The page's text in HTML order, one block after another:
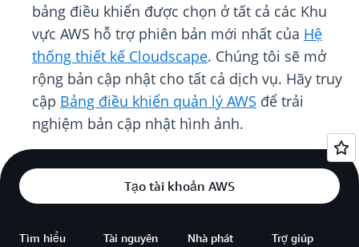
bảng điều khiển được chọn ở tất cả các Khu
vực AWS hỗ trợ phiên bản mới nhất của Hệ
thống thiết kế Cloudscape. Chúng tôi sẽ mở
rộng bản cập nhật cho tất cả dịch vụ. Hãy truy
cập Bảng điều khiển quản lý AWS để trải
nghiệm bản cập nhật hình ảnh.
Tạo tài khoản AWS
Tìm hiểu Tài nguyên
Nhà phát
Trợ giúp